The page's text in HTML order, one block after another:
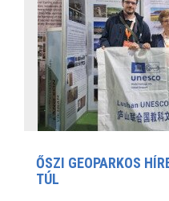
ŐSZI GEOPARKOS
TÚL